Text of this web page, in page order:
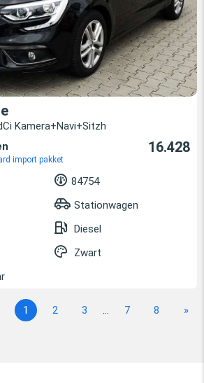
Kamera+Navi+Sitzh
import pakket
16.428
84754
Stationwagen
Diesel
Zwart
1 2 3 ... 7 8 »